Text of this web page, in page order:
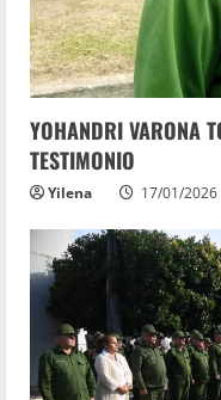
YOHANDRI VARONA
TESTIMONIO
Yilena 17/01/2026